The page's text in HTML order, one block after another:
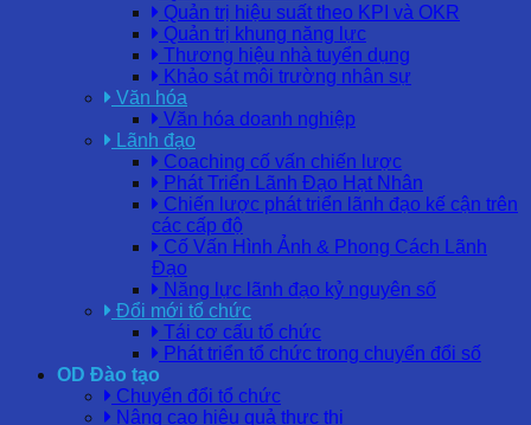
Quản trị hiệu suất theo KPI và OKR
Quản trị khung năng lực
Thương hiệu nhà tuyển dụng
Khảo sát môi trường nhân sự
Văn hóa
Văn hóa doanh nghiệp
Lãnh đạo
Coaching cố vấn chiến lược
Phát Triển Lãnh Đạo Hạt Nhân
Chiến lược phát triển lãnh đạo kế cận trên
các cấp độ
Cố Vấn Hình Ảnh & Phong Cách Lãnh
Đạo
Năng lực lãnh đạo kỷ nguyên số
Đổi mới tổ chức
Tái cơ cấu tổ chức
Phát triển tổ chức trong chuyển đổi số
OD Đào tạo
Chuyển đổi tổ chức
Nâng cao hiệu quả thực thi